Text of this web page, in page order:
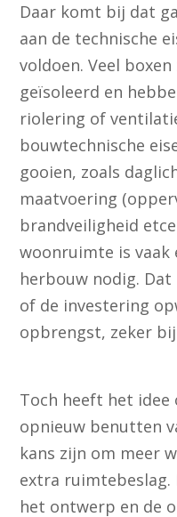
Daar komt bij dat
aan de technische
voldoen. Veel
geïsoleerd en
riolering of
bouwtechnische
gooien, zoals
maatvoering
brandveiligheid
woonruimte is vaak
herbouw nodig.
of de investering
opbrengst, zeker
Toch heeft het
opnieuw benutten
kans zijn om meer
extra ruimtebeslag.
het ontwerp en de